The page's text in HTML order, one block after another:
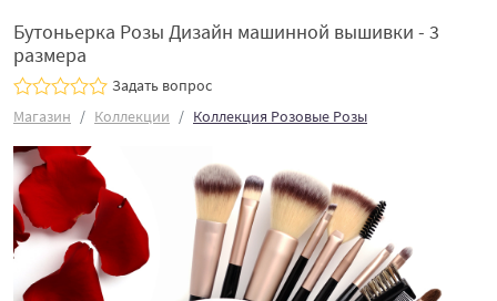
Бутоньерка Розы Дизайн машинной вышивки - 3
размера
Задать вопрос
Магазин
Коллекции Коллекция Розовые Розы